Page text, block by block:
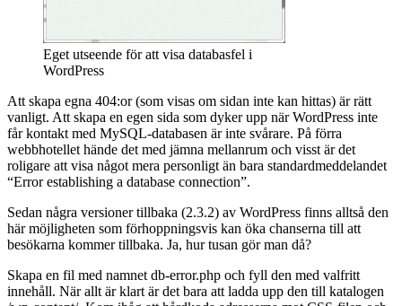
Eget utseende för att visa databasfel i
WordPress
Att skapa egna 404:or (som visas om sidan inte kan hittas) är rätt
vanligt. Att skapa en egen sida som dyker upp när WordPress inte
får kontakt med MySQL-databasen är inte svårare. På förra
webbhotellet hände det med jämna mellanrum och visst är det
roligare att visa något mera personligt än bara standardmeddelandet
“Error establishing a database connection”.
Sedan några versioner tillbaka (2.3.2) av WordPress finns alltså den
här möjligheten som förhoppningsvis kan öka chanserna till att
besökarna kommer tillbaka. Ja, hur tusan gör man då?
Skapa en fil med namnet db-error.php och fyll den med valfritt
innehåll. När allt är klart är det bara att ladda upp den till katalogen